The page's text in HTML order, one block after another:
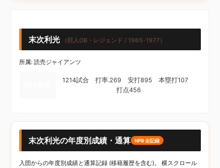
末次利光 （巨人OB・レジェンド / 1965-1977）
所属: 読売ジャイアンツ
1214試合 打率.269 安打895 本塁打107
打点456
末次利光の年度別成績・通算 NPB全記録
入団からの年度別成績と通算記録 (移籍履歴を含む)。 横スクロール